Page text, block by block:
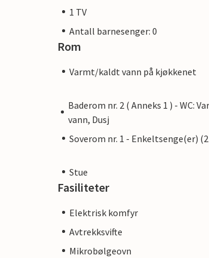
1 TV
Antall barnesenger: 0
Rom
Varmt/kaldt vann på kjøkkenet
Baderom nr. 2 ( Anneks 1 ) - WC:
vann, Dusj
Soverom nr. 1 - Enkeltsenge(er)
Stue
Fasiliteter
Elektrisk komfyr
Avtrekksvifte
Mikrobølgeovn